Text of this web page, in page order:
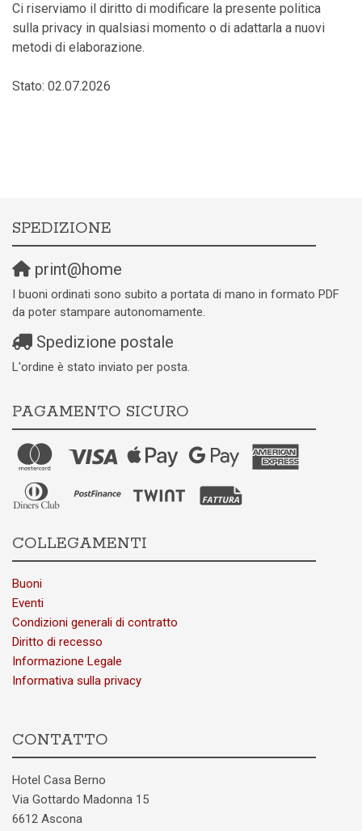
Ci riserviamo il diritto di modificare la presente politica
sulla privacy in qualsiasi momento o di adattarla a nuovi
metodi di elaborazione.
Stato: 02.07.2026
SPEDIZIONE
print@home
I buoni ordinati sono subito a portata di mano in formato PDF
da poter stampare autonomamente.
Spedizione postale
L'ordine è stato inviato per posta.
PAGAMENTO SICURO
COLLEGAMENTI
Buoni
Eventi
Condizioni generali di contratto
Diritto di recesso
Informazione Legale
Informativa sulla privacy
CONTATTO
Hotel Casa Berno
Via Gottardo Madonna 15
6612 Ascona